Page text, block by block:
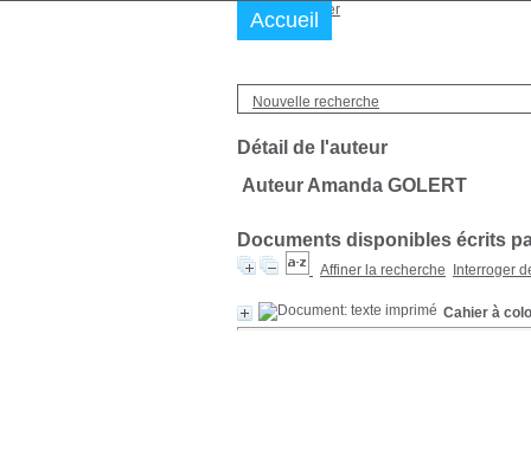
Nouvelle recherche
Détail de l'auteur
Auteur Amanda GOLERT
Documents disponibles écrits
Affiner la recherche Interroger
Cahier à
Accueil
Nous trouver